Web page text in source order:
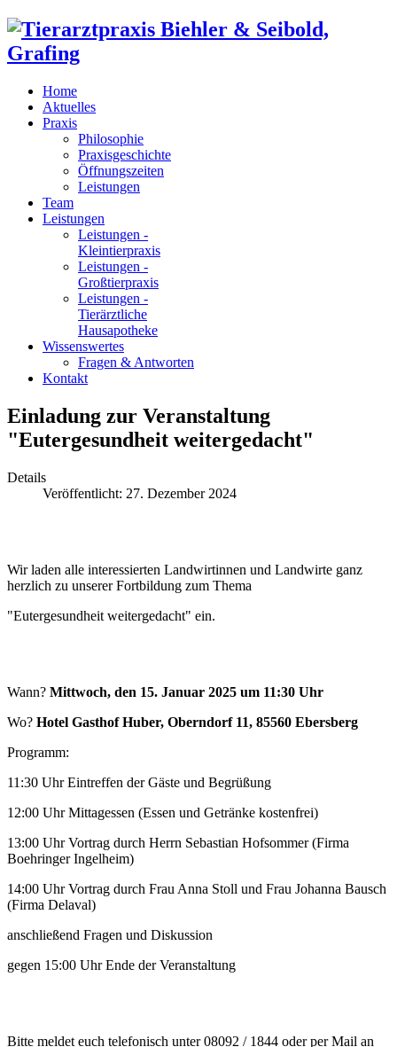
Home
Aktuelles
Praxis
Philosophie
Praxisgeschichte
Öffnungszeiten
Leistungen
Team
Leistungen
Leistungen -
Kleintierpraxis
Leistungen -
Großtierpraxis
Leistungen -
Tierärztliche
Hausapotheke
Wissenswertes
Fragen & Antworten
Kontakt
Einladung zur Veranstaltung
"Eutergesundheit weitergedacht"
Details
Veröffentlicht: 27. Dezember 2024
Wir laden alle interessierten Landwirtinnen und Landwirte ganz
herzlich zu unserer Fortbildung zum Thema
"Eutergesundheit weitergedacht" ein.
Wann? Mittwoch, den 15. Januar 2025 um 11:30 Uhr
Wo? Hotel Gasthof Huber, Oberndorf 11, 85560 Ebersberg
Programm:
11:30 Uhr Eintreffen der Gäste und Begrüßung
12:00 Uhr Mittagessen (Essen und Getränke kostenfrei)
13:00 Uhr Vortrag durch Herrn Sebastian Hofsommer (Firma
Boehringer Ingelheim)
14:00 Uhr Vortrag durch Frau Anna Stoll und Frau Johanna Bausch
(Firma Delaval)
anschließend Fragen und Diskussion
gegen 15:00 Uhr Ende der Veranstaltung
Bitte meldet euch telefonisch unter 08092 / 1844 oder per Mail an